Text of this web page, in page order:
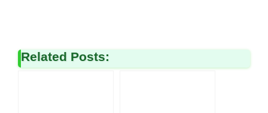
Related Posts: